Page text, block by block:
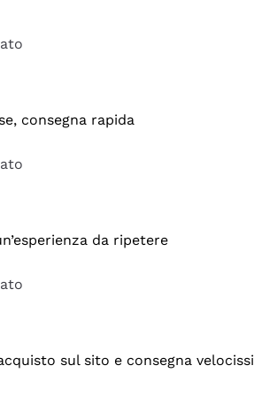
consegna rapida
da ripetere
sul sito e consegna